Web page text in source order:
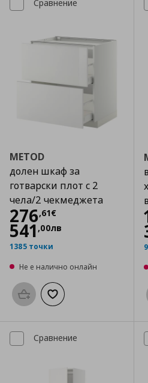
Сравнение
METOD
долен шкаф за
готварски плот с 2
чела/2 чекмеджета
276,61€
Цена
541 ,00лв
1385 точки
Не е налично онлайн
Προσθήκη στο καλάθι
Добави към списъка с
Сравнение